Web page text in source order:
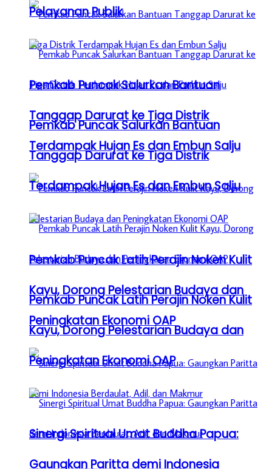
Pemkab Puncak Salurkan Bantuan
Tanggap Darurat ke Tiga Distrik
Terdampak Hujan Es dan Embun Salju
Pemkab Puncak Latih Perajin Noken Kulit
Kayu, Dorong Pelestarian Budaya dan
Peningkatan Ekonomi OAP
Sinergi Spiritual Umat Buddha Papua:
Gaungkan Paritta demi Indonesia
Pelayanan Publik
Pemkab Puncak Salurkan Bantuan
Tanggap Darurat ke Tiga Distrik
Terdampak Hujan Es dan Embun Salju
Pemkab Puncak Latih Perajin Noken Kulit
Kayu, Dorong Pelestarian Budaya dan
Peningkatan Ekonomi OAP